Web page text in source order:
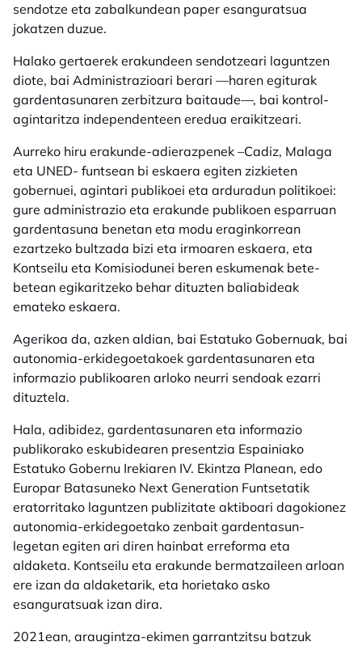
sendotze eta zabalkundean paper esanguratsua
jokatzen duzue.
Halako gertaerek erakundeen sendotzeari laguntzen
diote, bai Administrazioari berari —haren egiturak
gardentasunaren zerbitzura baitaude—, bai kontrol-
agintaritza independenteen eredua eraikitzeari.
Aurreko hiru erakunde-adierazpenek –Cadiz, Malaga
eta UNED- funtsean bi eskaera egiten zizkieten
gobernuei, agintari publikoei eta arduradun politikoei:
gure administrazio eta erakunde publikoen esparruan
gardentasuna benetan eta modu eraginkorrean
ezartzeko bultzada bizi eta irmoaren eskaera, eta
Kontseilu eta Komisiodunei beren eskumenak bete-
betean egikaritzeko behar dituzten baliabideak
emateko eskaera.
Agerikoa da, azken aldian, bai Estatuko Gobernuak, bai
autonomia-erkidegoetakoek gardentasunaren eta
informazio publikoaren arloko neurri sendoak ezarri
dituztela.
Hala, adibidez, gardentasunaren eta informazio
publikorako eskubidearen presentzia Espainiako
Estatuko Gobernu Irekiaren IV. Ekintza Planean, edo
Europar Batasuneko Next Generation Funtsetatik
eratorritako laguntzen publizitate aktiboari dagokionez
autonomia-erkidegoetako zenbait gardentasun-
legetan egiten ari diren hainbat erreforma eta
aldaketa. Kontseilu eta erakunde bermatzaileen arloan
ere izan da aldaketarik, eta horietako asko
esanguratsuak izan dira.
2021ean, araugintza-ekimen garrantzitsu batzuk